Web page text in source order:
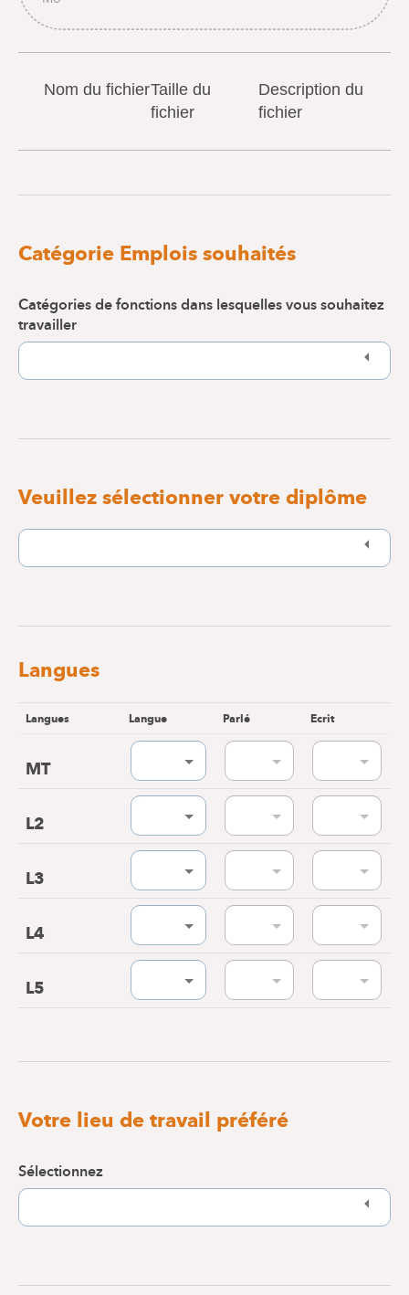
Nom du fichierTaille du
fichier
Description du
fichier
Catégorie Emplois souhaités
Catégories de fonctions dans lesquelles vous souhaitez
travailler
Veuillez sélectionner votre diplôme
Langues
Langues Langue Parlé Ecrit
MT
L2
L3
L4
L5
Votre lieu de travail préféré
Sélectionnez